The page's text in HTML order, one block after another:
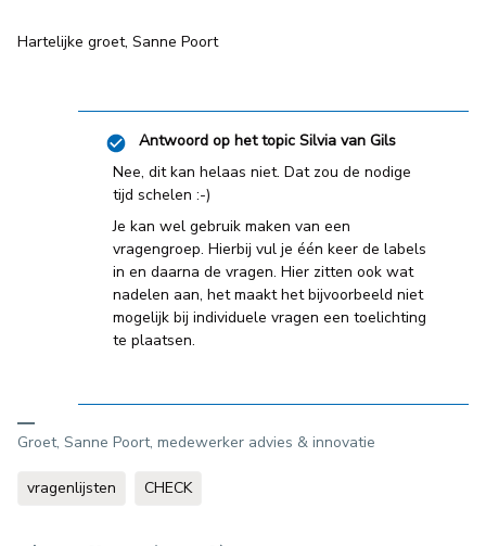
Hartelijke groet, Sanne Poort
Antwoord op het topic Silvia van Gils
Nee, dit kan helaas niet. Dat zou de nodige
tijd schelen :-)
Je kan wel gebruik maken van een
vragengroep. Hierbij vul je één keer de labels
in en daarna de vragen. Hier zitten ook wat
nadelen aan, het maakt het bijvoorbeeld niet
mogelijk bij individuele vragen een toelichting
te plaatsen.
Groet, Sanne Poort, medewerker advies & innovatie
vragenlijsten CHECK